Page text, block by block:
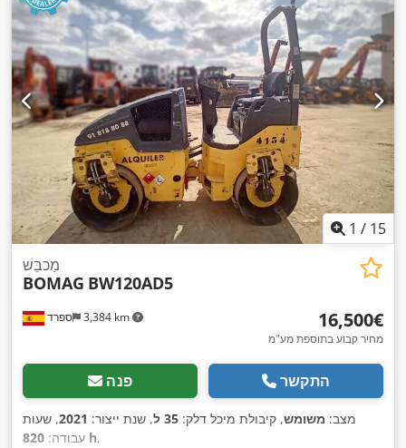
1 / 15
ספרד 3,384 km
מַכבֵּשׁ
BOMAG BW120AD5
‏16,500 ‏€
מחיר קבוע בתוספת מע"מ
פנה התקשר
מצב: משומש, קיבולת מיכל דלק: 35 ל , שנת ייצור: 2021, שעות
עבודה: 820 h,